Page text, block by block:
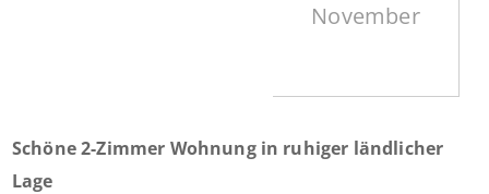
November
Schöne 2-Zimmer Wohnung in ruhiger ländlicher
Lage